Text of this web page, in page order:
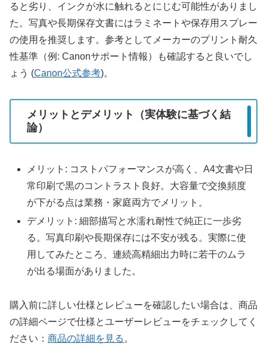
ると劣り、インクが水に触れるとにじむ可能性がありまし
た。写真や長期保存文書にはラミネートや保存用スプレー
の使用を推奨します。参考としてメーカーのプリント耐久
性基準（例: Canonサポート情報）も確認すると良いでし
ょう (Canon公式参考)。
メリットとデメリット（実体験に基づく結
論）
メリット: コストパフォーマンスが高く、A4文書や日
常印刷で黒のコントラスト良好。大容量で交換頻度
が下がる点は業務・家庭両方でメリット。
デメリット: 細部描写と水濡れ耐性で純正に一歩劣
る。写真印刷や長期保存には不安が残る。実際に使
用してみたところ、連続高精細出力時に若干のムラ
が出る場面がありました。
購入前に詳しい仕様とレビューを確認したい場合は、商品
の詳細ページで仕様とユーザーレビューをチェックしてく
ださい： 商品の詳細を見る 。